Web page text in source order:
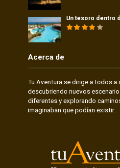
Un tesoro dentro
Acerca de
Tu Aventura se dirige a todos a
descubriendo nuevos
diferentes y explorando
imaginaban que podían existir.